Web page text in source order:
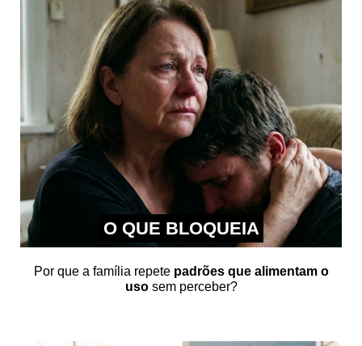
O QUE BLOQUEIA
Por que a família repetepadrões que alimentam o
usosem perceber?